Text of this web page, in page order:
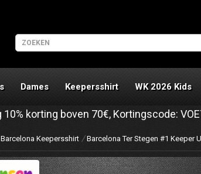
Dames Keepersshirt WK 2026 Kids
10% korting boven 70€, Kortingscode:
Barcelona Keepersshirt Barcelona Ter Stegen #1 Keeper